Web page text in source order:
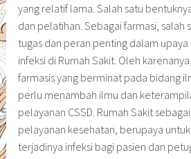
yang relatif lama. Salah satu
dan pelatihan. Sebagai farmasi, salah
tugas dan peran penting dalam
infeksi di Rumah Sakit. Oleh
farmasis yang berminat pada bidang
perlu menambah ilmu dan
pelayanan CSSD. Rumah Sakit
pelayanan kesehatan, berupaya
terjadinya infeksi bagi pasien dan